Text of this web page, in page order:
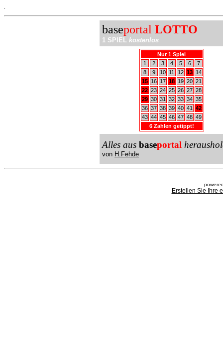
baseportal LOTTO
1 SPIEL kostenlos
Nur 1 Spiel
1
2 3 4 5 6
7
8
9 10 11 12 13
14
15
16 17 18 19 20 21
22 23 24 25 26 27 28
29 30 31 32 33 34 35
36 37 38 39 40 41
42
43 44 45 46 47 48 49
6 Zahlen getippt!
Alles aus baseportal
von H.Fehde
Erstellen Sie Ihre